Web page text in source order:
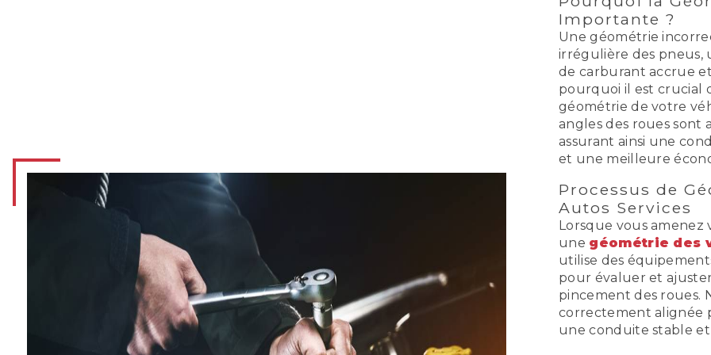
Importante ?
Une géométrie
irrégulière des pneus,
de carburant accrue
pourquoi il est crucial
géométrie de votre
angles des roues sont
assurant ainsi une
et une meilleure
Processus de
Autos Services
Lorsque vous
une géométrie des
utilise des
pour évaluer et
pincement des roues.
correctement alignée
une conduite stable